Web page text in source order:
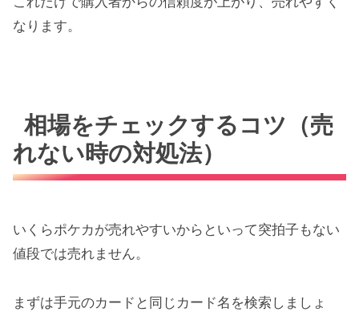
なります。
相場をチェックするコツ（売
れない時の対処法）
いくらポケカが売れやすいからといって突拍子もない
値段では売れません。
まずは手元のカードと同じカード名を検索しましょ